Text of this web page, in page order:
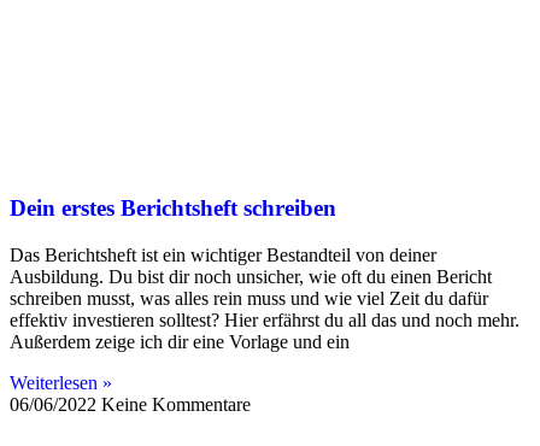
Dein erstes Berichtsheft schreiben
Das Berichtsheft ist ein wichtiger Bestandteil von deiner
Ausbildung. Du bist dir noch unsicher, wie oft du einen Bericht
schreiben musst, was alles rein muss und wie viel Zeit du dafür
effektiv investieren solltest? Hier erfährst du all das und noch mehr.
Außerdem zeige ich dir eine Vorlage und ein
Weiterlesen »
06/06/2022 Keine Kommentare